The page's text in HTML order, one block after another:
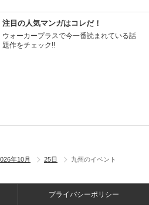
注目の人気マンガはコレだ！
ウォーカープラスで今一番読まれている話
題作をチェック!!
年10月 25日 九州のイベント
プライバシーポリシー